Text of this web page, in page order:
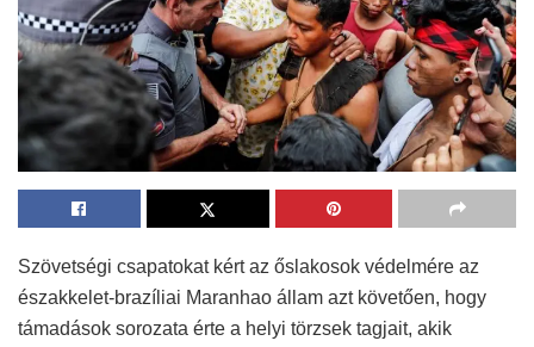
Szövetségi csapatokat kért az őslakosok védelmére az
északkelet-brazíliai Maranhao állam azt követően, hogy
támadások sorozata érte a helyi törzsek tagjait, akik